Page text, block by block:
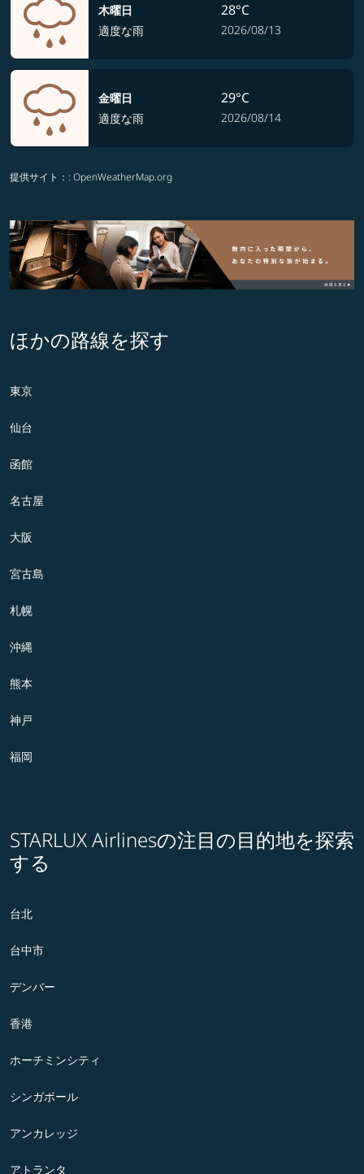
木曜日
適度な雨
28°C
2026/08/13
金曜日
適度な雨
29°C
2026/08/14
提供サイト： : OpenWeatherMap.org
ほかの路線を探す
東京
仙台
函館
名古屋
大阪
宮古島
札幌
沖縄
熊本
神戸
福岡
STARLUX Airlinesの注目の目的地を探索
する
台北
台中市
デンバー
香港
ホーチミンシティ
シンガポール
アンカレッジ
アトランタ